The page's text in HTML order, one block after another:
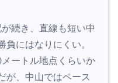
続き、直線も短い中
負にはなりにくい。
ートル地点くらいか
が、中山ではペース